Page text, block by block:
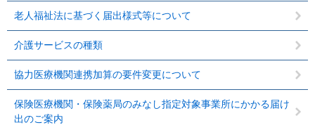
老人福祉法に基づく届出様式等について
介護サービスの種類
協力医療機関連携加算の要件変更について
保険医療機関・保険薬局のみなし指定対象事業所にかかる届け
出のご案内